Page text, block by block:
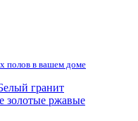
полов в вашем доме
гранит
ржавые